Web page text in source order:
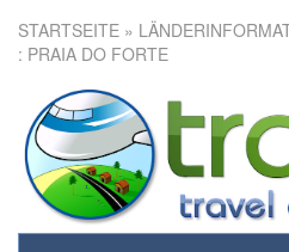
STARTSEITE »
: PRAIA DO FORTE